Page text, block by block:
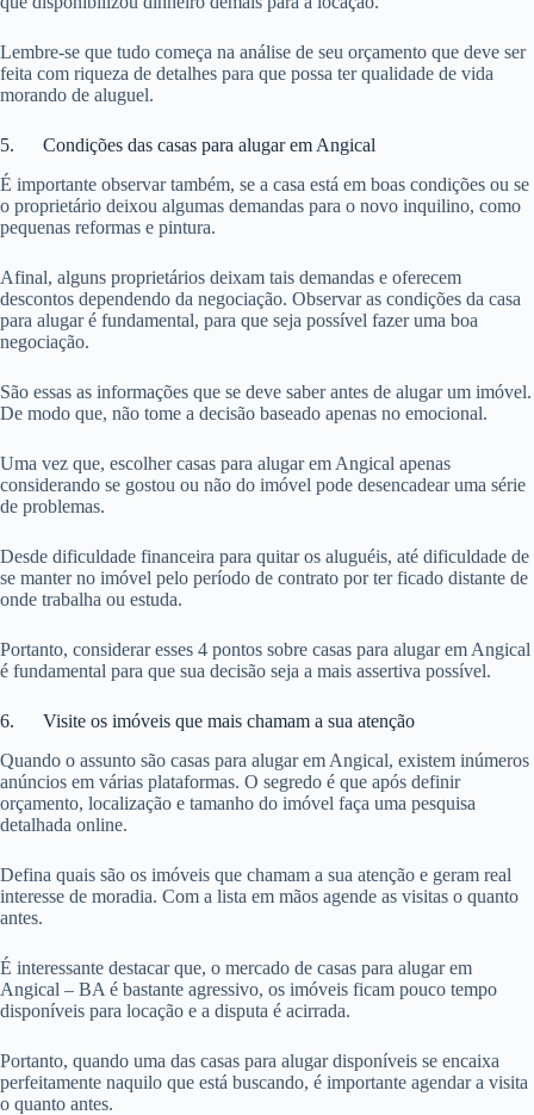
Lembre-se que tudo começa na análise de seu orçamento que deve ser
feita com riqueza de detalhes para que possa ter qualidade de vida
morando de aluguel.
5. Condições das casas para alugar em Angical
É importante observar também, se a casa está em boas condições ou se
o proprietário deixou algumas demandas para o novo inquilino, como
pequenas reformas e pintura.
Afinal, alguns proprietários deixam tais demandas e oferecem
descontos dependendo da negociação. Observar as condições da casa
para alugar é fundamental, para que seja possível fazer uma boa
negociação.
São essas as informações que se deve saber antes de alugar um imóvel.
De modo que, não tome a decisão baseado apenas no emocional.
Uma vez que, escolher casas para alugar em Angical apenas
considerando se gostou ou não do imóvel pode desencadear uma série
de problemas.
Desde dificuldade financeira para quitar os aluguéis, até dificuldade de
se manter no imóvel pelo período de contrato por ter ficado distante de
onde trabalha ou estuda.
Portanto, considerar esses 4 pontos sobre casas para alugar em Angical
é fundamental para que sua decisão seja a mais assertiva possível.
6. Visite os imóveis que mais chamam a sua atenção
Quando o assunto são casas para alugar em Angical, existem inúmeros
anúncios em várias plataformas. O segredo é que após definir
orçamento, localização e tamanho do imóvel faça uma pesquisa
detalhada online.
Defina quais são os imóveis que chamam a sua atenção e geram real
interesse de moradia. Com a lista em mãos agende as visitas o quanto
antes.
É interessante destacar que, o mercado de casas para alugar em
Angical – BA é bastante agressivo, os imóveis ficam pouco tempo
disponíveis para locação e a disputa é acirrada.
Portanto, quando uma das casas para alugar disponíveis se encaixa
perfeitamente naquilo que está buscando, é importante agendar a visita
o quanto antes.